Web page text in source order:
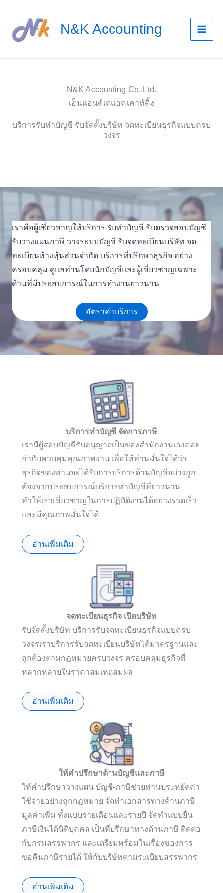
content
N&K Accounting
N&K Accounting Co.,Ltd.
เอ็นแอนด์เคแอคเคาท์ติ้ง
บริการรับทำบัญชี รับจัดตั้งบริษัท จดทะเบียนธุรกิจแบบครบ
วงจร
เราคือผู้เชี่ยวชาญให้บริการ รับทำบัญชี รับตรวจสอบบัญชี
รับวางแผนภาษี วางระบบบัญชี รับจดทะเบียนบริษัท จด
ทะเบียนห้างหุ้นส่วนจำกัด บริการที่ปรึกษาธุรกิจ อย่าง
ครอบคลุม ดูแลท่านโดยนักบัญชีและผู้เชี่ยวชาญเฉพาะ
ด้านที่มีประสบการณ์ในการทำงานยาวนาน
อัตราค่าบริการ
บริการทำบัญชี จัดการภาษี
เรามีผู้สอบบัญชีรับอนุญาตเป็นของสำนักงานเองคอย
กำกับควบคุมคุณภาพงาน เพื่อให้ท่านมั่นใจได้ว่า
ธุรกิจของท่านจะได้รับการบริการด้านบัญชีอย่างถูก
ต้องจากประสบการณ์บริการทำบัญชีที่ยาวนาน
ทำให้เราเชี่ยวชาญในการปฏิบัติงานได้อย่างรวดเร็ว
และมีคุณภาพมั่นใจได้
อ่านเพิ่มเติม
จดทะเบียนธุรกิจ เปิดบริษัท
รับจัดตั้งบริษัท บริการรับจดทะเบียนธุรกิจแบบครบ
วงจรเราบริการรับจดทะเบียนบริษัทได้มาตรฐานและ
ถูกต้องตามกฎหมายครบวงจร ครอบคลุมธุรกิจที่
หลากหลายในราคาสมเหตุสมผล
อ่านเพิ่มเติม
ให้คำปรึกษาด้านบัญชีและภาษี
ให้คำปรึกษาวางแผน บัญชี-ภาษีช่วยท่านประหยัดค่า
ใช้จ่ายอย่างถูกกฎหมาย จัดทำเอกสารทางด้านภาษี
มูลค่าเพิ่ม ทั้งแบบรายเดือนและรายปี จัดทำแบบยื่น
ภาษีเงินได้นิติบุคคล เป็นที่ปรึกษาทางด้านภาษี ติดต่อ
กับกรมสรรพากร และเตรียมพร้อมในเรื่องของการ
ขอคืนภาษีรายได้ ให้กับบริษัทตามระเบียบสรรพากร
อ่านเพิ่มเติม